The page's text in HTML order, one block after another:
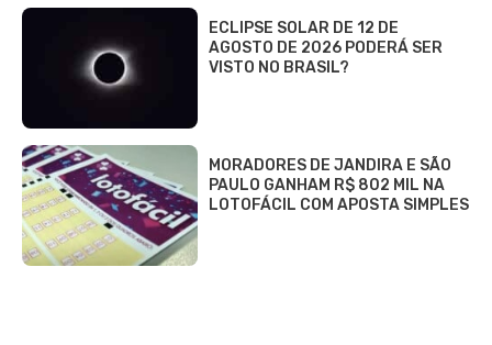
ECLIPSE SOLAR DE 12 DE
AGOSTO DE 2026 PODERÁ SER
VISTO NO BRASIL?
MORADORES DE JANDIRA E SÃO
PAULO GANHAM R$ 802 MIL NA
LOTOFÁCIL COM APOSTA SIMPLES